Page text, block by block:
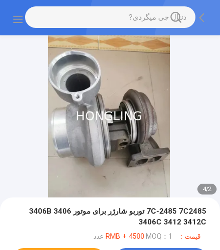
2
/
4
7C-2485 7C2485 توربو شارژر برای موتور 3406 3406B
3406C 3412 3412C
قیمت：RMB + 4500 MOQ：1 عدد